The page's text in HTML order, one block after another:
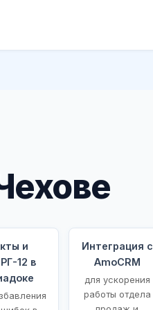
и
12 в
Интеграция с
AmoCRM
для ускорения
работы отдела